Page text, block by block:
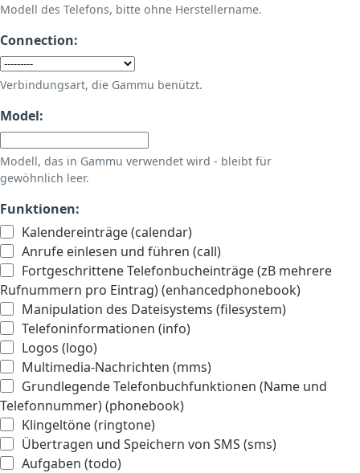
Modell des Telefons, bitte ohne Herstellername.
Connection:
Verbindungsart, die Gammu benützt.
Model:
Modell, das in Gammu verwendet wird - bleibt für
gewöhnlich leer.
Funktionen:
Kalendereinträge (calendar)
Anrufe einlesen und führen (call)
Fortgeschrittene Telefonbucheinträge (zB mehrere
Rufnummern pro Eintrag) (enhancedphonebook)
Manipulation des Dateisystems (filesystem)
Telefoninformationen (info)
Logos (logo)
Multimedia-Nachrichten (mms)
Grundlegende Telefonbuchfunktionen (Name und
Telefonnummer) (phonebook)
Klingeltöne (ringtone)
Übertragen und Speichern von SMS (sms)
Aufgaben (todo)